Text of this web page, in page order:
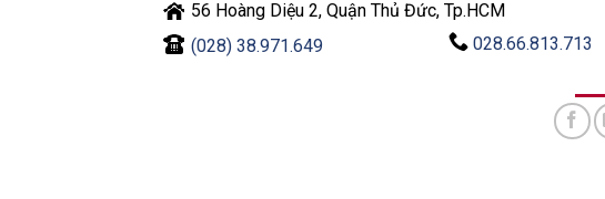
56 Hoàng Diệu 2, Quận Thủ Đức, Tp.HCM
(028) 38.971.649
028.66.813.713